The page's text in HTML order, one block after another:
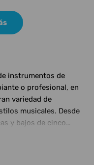
instrumentos de
o profesional, en
variedad de
musicales. Desde
y bajos de cinco
de